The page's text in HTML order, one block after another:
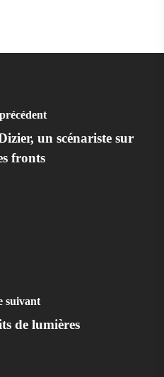
un scénariste sur
fronts
suivant
de lumières